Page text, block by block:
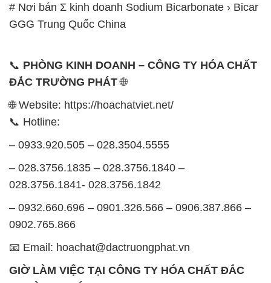
# Nơi bán Σ kinh doanh Sodium Bicarbonate › Bicar
GGG Trung Quốc China
📞 PHÒNG KINH DOANH – CÔNG TY HÓA CHẤT
ĐẮC TRƯỜNG PHÁT🌐
🌐 Website: https://hoachatviet.net/
📞 Hotline:
– 0933.920.505 – 028.3504.5555
– 028.3756.1835 – 028.3756.1840 –
028.3756.1841- 028.3756.1842
– 0932.660.696 – 0901.326.566 – 0906.387.866 –
0902.765.866
📧 Email: hoachat@dactruongphat.vn
GIỜ LÀM VIỆC TẠI CÔNG TY HÓA CHẤT ĐẮC